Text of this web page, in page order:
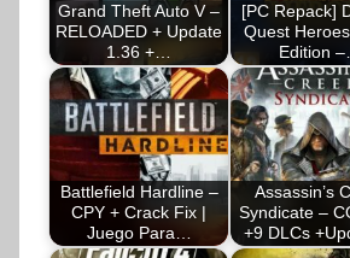
Grand Theft Auto V –
RELOADED + Update
1.36 +…
[PC Repack]
Quest
Edition
Battlefield Hardline –
CPY + Crack Fix |
Juego Para…
Assassin’s
Syndicate –
+9 DLCs